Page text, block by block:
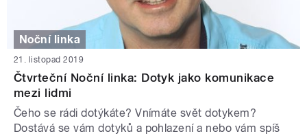
Noční linka
21. listopad 2019
Čtvrteční Noční linka: Dotyk jako komunikace
mezi lidmi
Čeho se rádi dotýkáte? Vnímáte svět dotykem?
Dostává se vám dotyků a pohlazení a nebo vám spíš